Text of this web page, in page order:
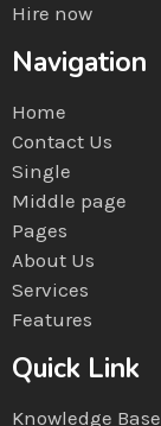
Hire now
Navigation
Home
Contact Us
Single
Middle page
Pages
About Us
Services
Features
Quick Link
Knowledge Base